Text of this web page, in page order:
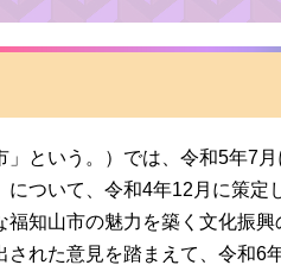
という。）では、令和5年7
について、令和4年12月に策
福知山市の魅力を築く文化振
された意見を踏まえて、令和6